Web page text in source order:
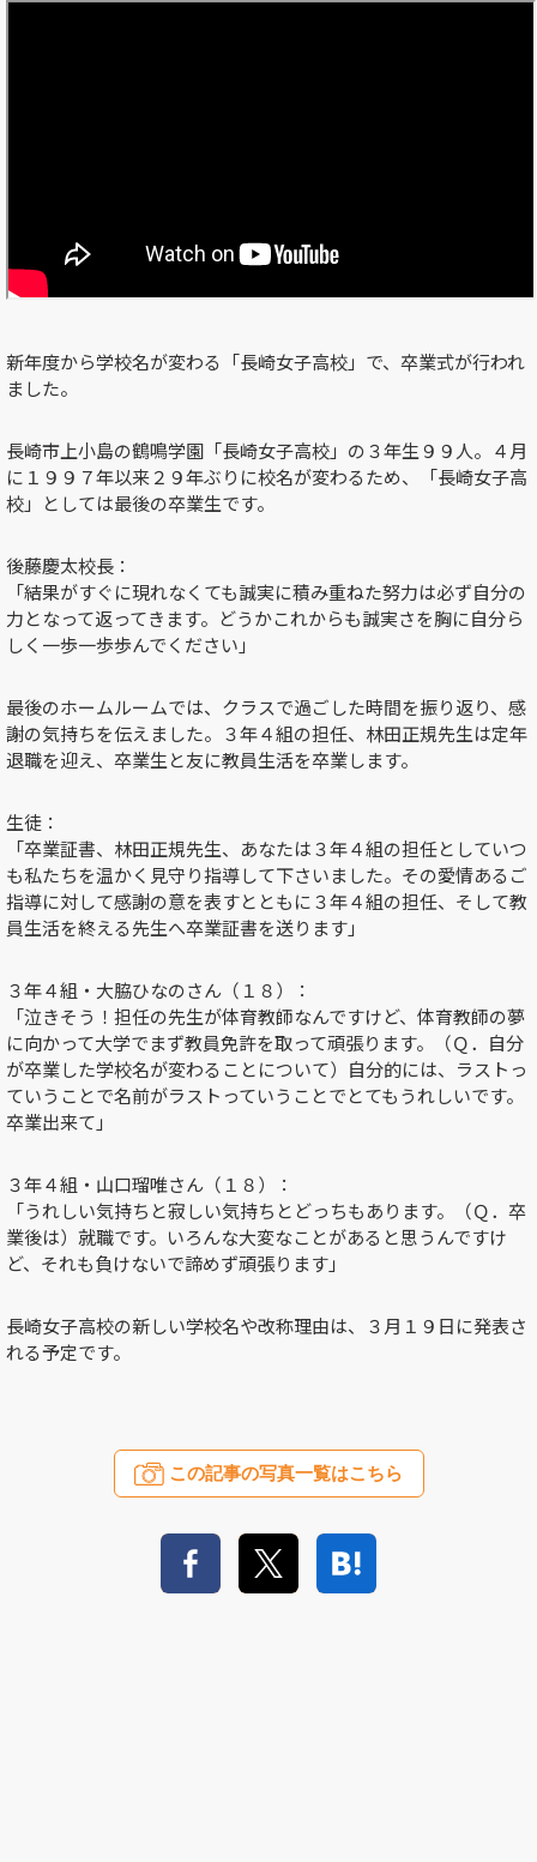
新年度から学校名が変わる「長崎女子高校」で、卒業式が行われ
ました。
長崎市上小島の鶴鳴学園「長崎女子高校」の３年生９９人。４月
に１９９７年以来２９年ぶりに校名が変わるため、「長崎女子高
校」としては最後の卒業生です。
後藤慶太校長：
「結果がすぐに現れなくても誠実に積み重ねた努力は必ず自分の
力となって返ってきます。どうかこれからも誠実さを胸に自分ら
しく一歩一歩歩んでください」
最後のホームルームでは、クラスで過ごした時間を振り返り、感
謝の気持ちを伝えました。３年４組の担任、林田正規先生は定年
退職を迎え、卒業生と友に教員生活を卒業します。
生徒：
「卒業証書、林田正規先生、あなたは３年４組の担任としていつ
も私たちを温かく見守り指導して下さいました。その愛情あるご
指導に対して感謝の意を表すとともに３年４組の担任、そして教
員生活を終える先生へ卒業証書を送ります」
３年４組・大脇ひなのさん（１８）：
「泣きそう！担任の先生が体育教師なんですけど、体育教師の夢
に向かって大学でまず教員免許を取って頑張ります。（Ｑ．自分
が卒業した学校名が変わることについて）自分的には、ラストっ
ていうことで名前がラストっていうことでとてもうれしいです。
卒業出来て」
３年４組・山口瑠唯さん（１８）：
「うれしい気持ちと寂しい気持ちとどっちもあります。（Ｑ．卒
業後は）就職です。いろんな大変なことがあると思うんですけ
ど、それも負けないで諦めず頑張ります」
長崎女子高校の新しい学校名や改称理由は、３月１９日に発表さ
れる予定です。
この記事の写真一覧はこちら